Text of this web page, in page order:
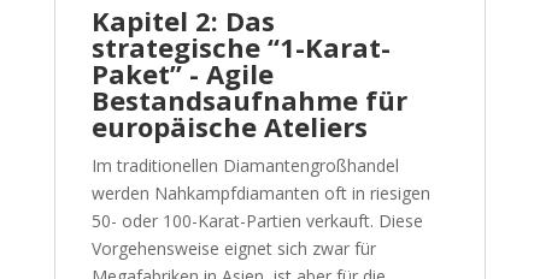
Kapitel 2: Das
strategische “1-Karat-
Paket” - Agile
Bestandsaufnahme für
europäische Ateliers
Im traditionellen Diamantengroßhandel
werden Nahkampfdiamanten oft in riesigen
50- oder 100-Karat-Partien verkauft. Diese
Vorgehensweise eignet sich zwar für